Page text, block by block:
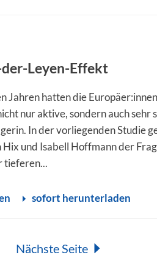
Leyen-Effekt
Jahren hatten die
nur aktive, sondern auch sehr
In der vorliegenden Studie
Hix und Isabell Hoffmann der
tieferen...
sofort herunterladen
Nächste Seite